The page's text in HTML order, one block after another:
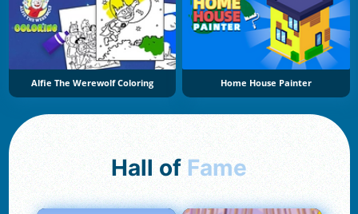
Alfie The Werewolf Coloring Home House Painter
Hall of Fame